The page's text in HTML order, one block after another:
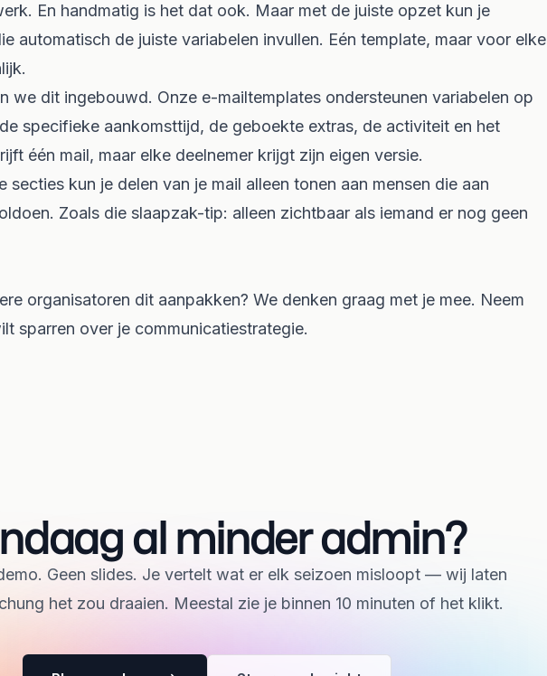
En handmatig is het dat ook. Maar met de juiste opzet kun je
automatisch de juiste variabelen invullen. Eén template, maar voor elke
we dit ingebouwd. Onze e-mailtemplates ondersteunen variabelen op
specifieke aankomsttijd, de geboekte extras, de activiteit en het
één mail, maar elke deelnemer krijgt zijn eigen versie.
secties kun je delen van je mail alleen tonen aan mensen die aan
Zoals die slaapzak-tip: alleen zichtbaar als iemand er nog geen
organisatoren dit aanpakken? We denken graag met je mee. Neem
sparren over je communicatiestrategie.
al minder admin?
Geen slides. Je vertelt wat er elk seizoen misloopt — wij laten
het zou draaien. Meestal zie je binnen 10 minuten of het klikt.